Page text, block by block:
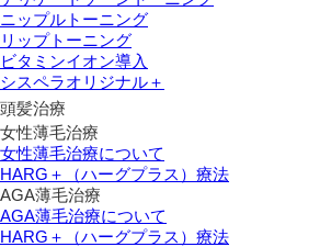
ニップルトーニング
リップトーニング
ビタミンイオン導入
シスペラオリジナル＋
頭髪治療
女性薄毛治療
女性薄毛治療について
HARG＋（ハーグプラス）療法
AGA薄毛治療
AGA薄毛治療について
HARG＋（ハーグプラス）療法